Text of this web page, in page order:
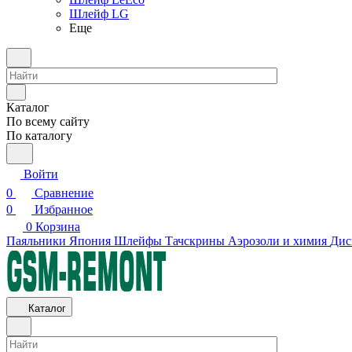
Шлейф LG
Еще
Каталог
По всему сайту
По каталогу
Войти
0
Сравнение
0
Избранное
0 Корзина
Паяльники Япония Шлейфы Тачскрины Аэрозоли и химия
Каталог